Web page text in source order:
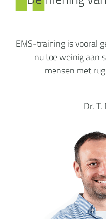
EMS-training is vooral
nu toe weinig aan
mensen met
Dr.